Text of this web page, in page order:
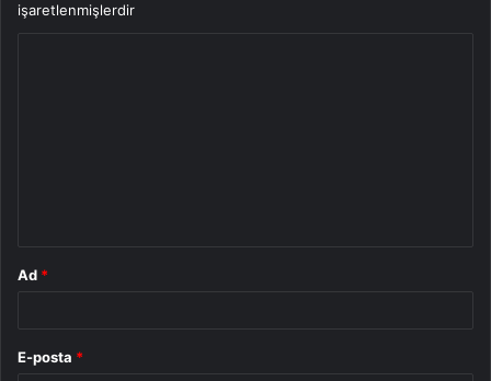
işaretlenmişlerdir
Ad *
E-posta *